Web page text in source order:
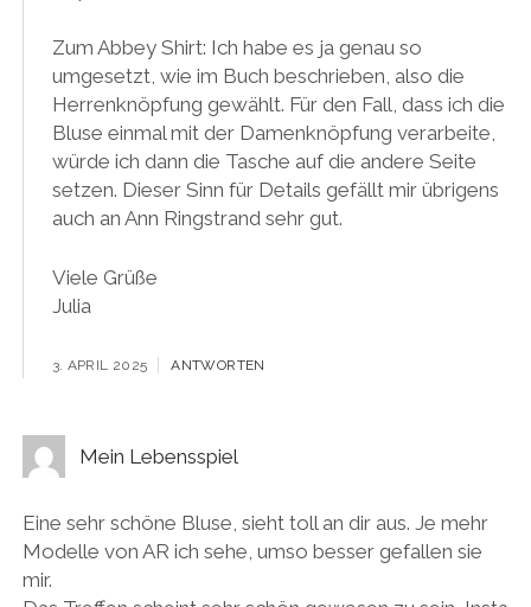
Zum Abbey Shirt: Ich habe es ja genau so
umgesetzt, wie im Buch beschrieben, also die
Herrenknöpfung gewählt. Für den Fall, dass ich die
Bluse einmal mit der Damenknöpfung verarbeite,
würde ich dann die Tasche auf die andere Seite
setzen. Dieser Sinn für Details gefällt mir übrigens
auch an Ann Ringstrand sehr gut.
Viele Grüße
Julia
3. APRIL 2025 ANTWORTEN
Mein Lebensspiel
Eine sehr schöne Bluse, sieht toll an dir aus. Je mehr
Modelle von AR ich sehe, umso besser gefallen sie
mir.